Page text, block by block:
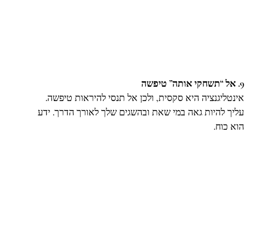
9. אל “תשחקי אותה” טיפשה
אינטליגנציה היא סקסית, ולכן אל תנסי להיראות טיפשה.
עליך להיות גאה במי שאת ובהשגים שלך לאורך הדרך. ידע
הוא כוח.